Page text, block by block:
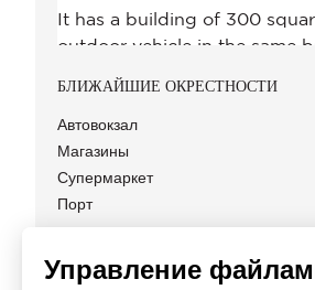
БЛИЖАЙШИЕ ОКРЕСТНОСТИ
Автовокзал
Магазины
Супермаркет
Порт
Управление